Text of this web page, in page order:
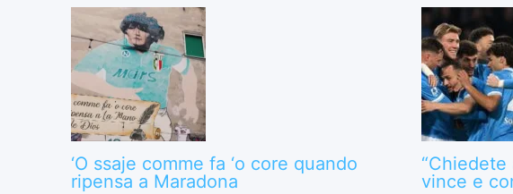
‘O ssaje comme fa ‘o core quando
ripensa a Maradona
“Chiedete
vince e